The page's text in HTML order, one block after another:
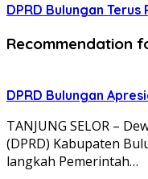
DPRD Bulungan
Recommendation
DPRD Bulungan
TANJUNG SELOR –
(DPRD) Kabupaten
langkah Pemerintah…